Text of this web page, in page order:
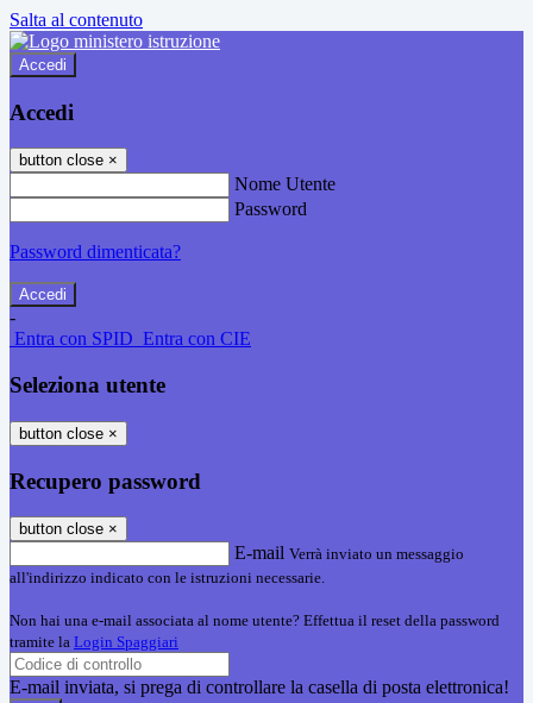
Salta al contenuto
Accedi
Accedi
button close ×
Nome Utente
Password
Password dimenticata?
-
Entra con SPID Entra con CIE
Seleziona utente
button close ×
Recupero password
button close ×
E-mail Verrà inviato un messaggio
all'indirizzo indicato con le istruzioni necessarie.
Non hai una e-mail associata al nome utente? Effettua il reset della password
tramite la Login Spaggiari
E-mail inviata, si prega di controllare la casella di posta elettronica!